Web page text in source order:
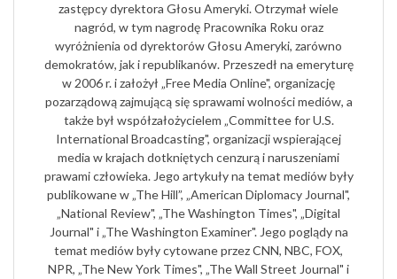
zastępcy dyrektora Głosu Ameryki. Otrzymał wiele
nagród, w tym nagrodę Pracownika Roku oraz
wyróżnienia od dyrektorów Głosu Ameryki, zarówno
demokratów, jak i republikanów. Przeszedł na emeryturę
w 2006 r. i założył „Free Media Online", organizację
pozarządową zajmującą się sprawami wolności mediów, a
także był współzałożycielem „Committee for U.S.
International Broadcasting", organizacji wspierającej
media w krajach dotkniętych cenzurą i naruszeniami
prawami człowieka. Jego artykuły na temat mediów były
publikowane w „The Hill”, „American Diplomacy Journal",
„National Review", „The Washington Times", „Digital
Journal" i „The Washington Examiner". Jego poglądy na
temat mediów były cytowane przez CNN, NBC, FOX,
NPR, „The New York Times", „The Wall Street Journal" i